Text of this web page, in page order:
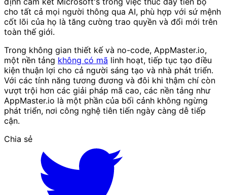
cho tất cả mọi người thông qua AI, phù hợp với sứ mệnh
cốt lõi của họ là tăng cường trao quyền và đổi mới trên
toàn thế giới.
Trong không gian thiết kế và no-code, AppMaster.io,
một nền tảng không có mã linh hoạt, tiếp tục tạo điều
kiện thuận lợi cho cả người sáng tạo và nhà phát triển.
Với các tính năng tương đương và đôi khi thậm chí còn
vượt trội hơn các giải pháp mã cao, các nền tảng như
AppMaster.io là một phần của bối cảnh không ngừng
phát triển, nơi công nghệ tiên tiến ngày càng dễ tiếp
cận.
Chia sẻ